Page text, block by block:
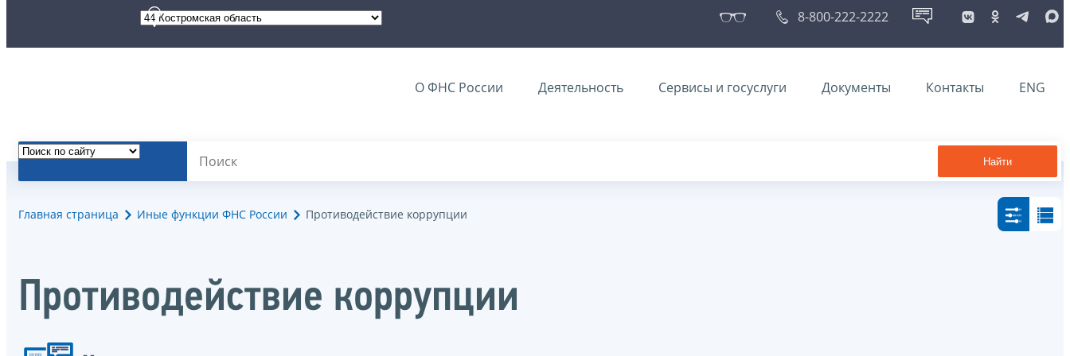
8-800-222-2222
О ФНС России Деятельность Сервисы и госуслуги Документы Контакты ENG
Найти
Главная страница Иные функции ФНС России Противодействие коррупции
Противодействие коррупции